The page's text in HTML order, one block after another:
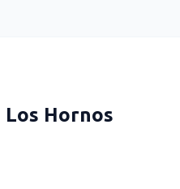
Los Hornos